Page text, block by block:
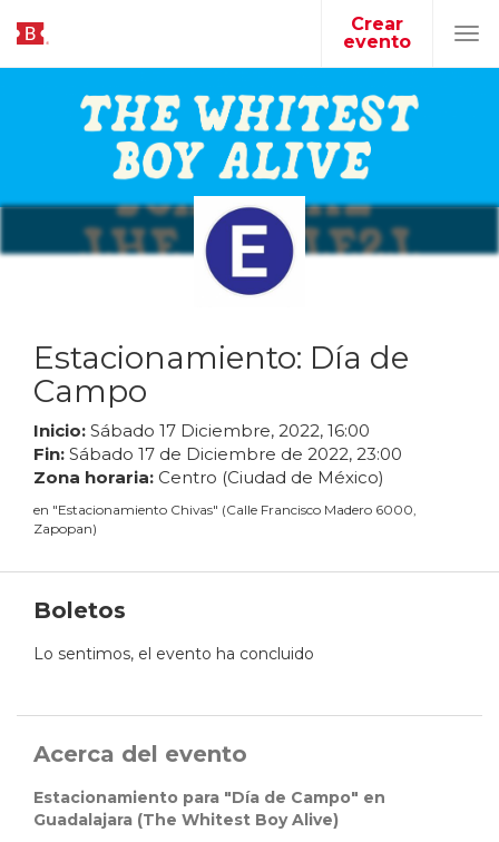
Crear
evento
Estacionamiento: Día de
Campo
Inicio: Sábado 17 Diciembre, 2022, 16:00
Fin: Sábado 17 de Diciembre de 2022, 23:00
Zona horaria: Centro (Ciudad de México)
en "Estacionamiento Chivas" (Calle Francisco Madero 6000,
Zapopan)
Boletos
Lo sentimos, el evento ha concluido
Acerca del evento
Estacionamiento para "Día de Campo" en
Guadalajara (The Whitest Boy Alive)